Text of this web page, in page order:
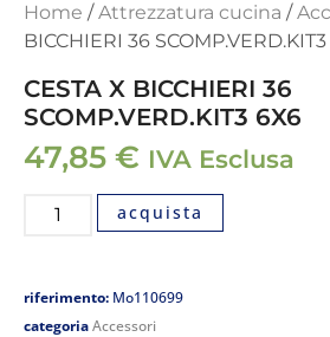
Home /Attrezzatura cucina /
BICCHIERI 36
CESTA X BICCHIERI 36
SCOMP.VERD.KIT3 6X6
47,85 € IVA Esclusa
acquista
riferimento: Mo110699
categoriaAccessori